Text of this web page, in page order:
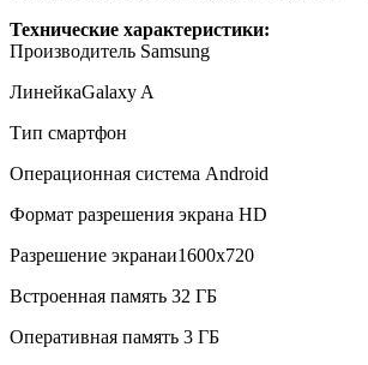
Технические характеристики:
Производитель Samsung
ЛинейкаGalaxy A
Тип смартфон
Операционная система Android
Формат разрешения экрана HD
Разрешение экранаи1600x720
Встроенная память 32 ГБ
Оперативная память 3 ГБ